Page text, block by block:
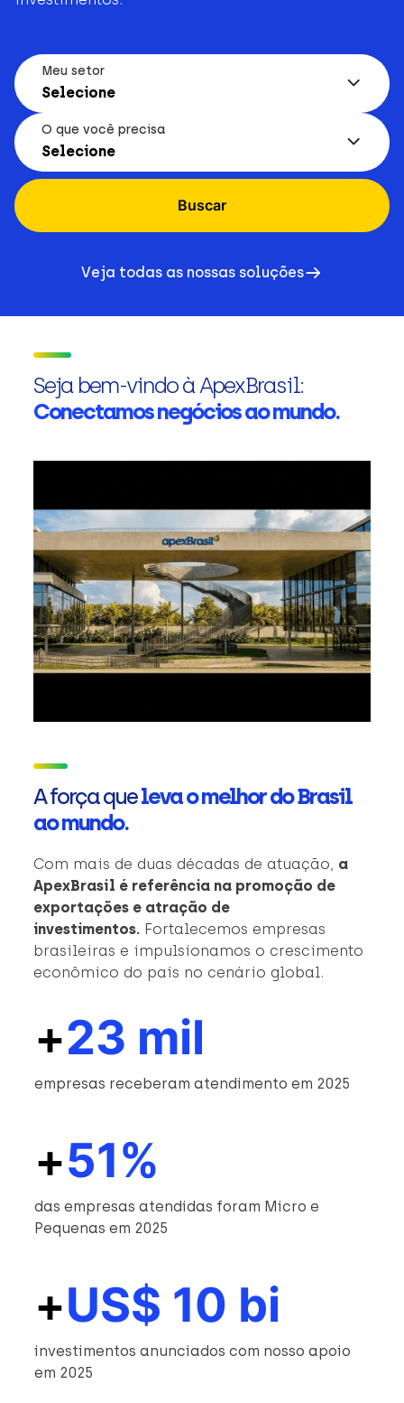
Meu setor
Selecione
O que você precisa
Selecione
Buscar
Veja todas as nossas soluções
Seja bem-vindo à ApexBrasil:
Conectamos negócios ao mundo.
A força queleva o melhor do Brasil
ao mundo.
Com mais de duas décadas de atuação, a
ApexBrasil é referência na promoção de
exportações e atração de
investimentos. Fortalecemos empresas
brasileiras e impulsionamos o crescimento
econômico do país no cenário global.
+23 mil
empresas receberam atendimento em 2025
+51%
das empresas atendidas foram Micro e
Pequenas em 2025
+US$ 10 bi
investimentos anunciados com nosso apoio
em 2025